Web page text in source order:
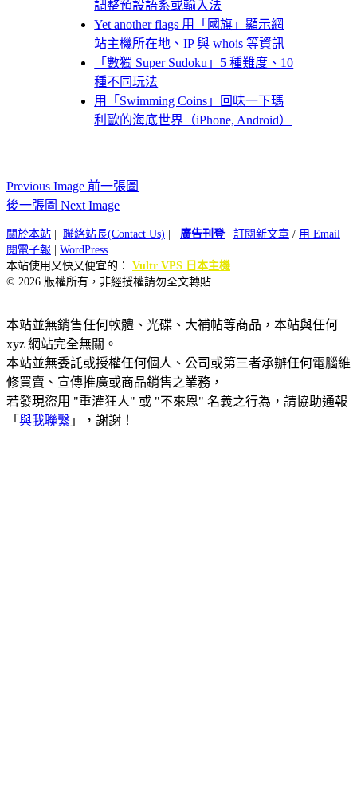
調整預設語系或輸入法
Yet another flags 用「國旗」顯示網
站主機所在地、IP 與 whois 等資訊
「數獨 Super Sudoku」5 種難度、10
種不同玩法
用「Swimming Coins」回味一下瑪
利歐的海底世界（iPhone, Android）
Previous Image 前一張圖
後一張圖 Next Image
關於本站 聯絡站長(Contact Us) 廣告刊登| 訂閱新文章 / 用 Email
閱電子報
WordPress
本站使用又快又便宜的： Vultr VPS 日本主機
© 2026 版權所有，非經授權請勿全文轉貼
本站並無銷售任何軟體、光碟、大補帖等商品，本站與任何
xyz 網站完全無關。
本站並無委託或授權任何個人、公司或第三者承辦任何電腦維
修買賣、宣傳推廣或商品銷售之業務，
若發現盜用 "重灌狂人" 或 "不來恩" 名義之行為，請協助通報
「 與我聯繫 」，謝謝！